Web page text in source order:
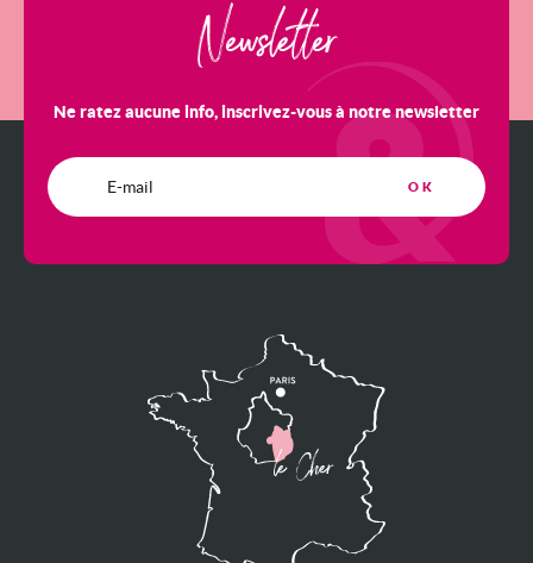
Newsletter
Ne ratez aucune info, inscrivez-vous à notre newsletter